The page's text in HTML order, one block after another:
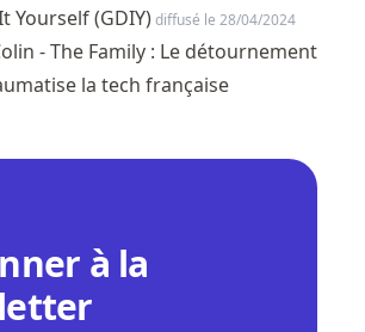
Yourself (GDIY)diffusé le 28/04/2024
- The Family : Le détournement
la tech française
à la